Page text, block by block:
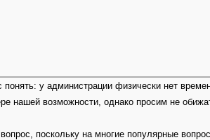
у администрации физически нет
нашей возможности, однако просим не
поскольку на многие популярные